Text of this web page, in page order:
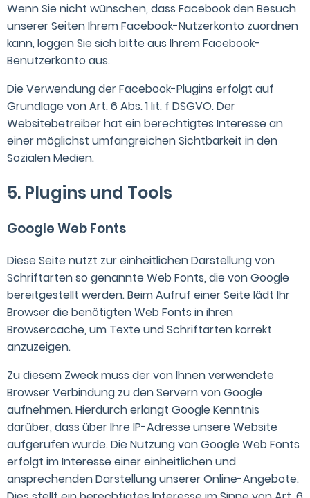
Wenn Sie nicht wünschen, dass Facebook den Besuch
unserer Seiten Ihrem Facebook-Nutzerkonto zuordnen
kann, loggen Sie sich bitte aus Ihrem Facebook-
Benutzerkonto aus.
Die Verwendung der Facebook-Plugins erfolgt auf
Grundlage von Art. 6 Abs. 1 lit. f DSGVO. Der
Websitebetreiber hat ein berechtigtes Interesse an
einer möglichst umfangreichen Sichtbarkeit in den
Sozialen Medien.
5. Plugins und Tools
Google Web Fonts
Diese Seite nutzt zur einheitlichen Darstellung von
Schriftarten so genannte Web Fonts, die von Google
bereitgestellt werden. Beim Aufruf einer Seite lädt Ihr
Browser die benötigten Web Fonts in ihren
Browsercache, um Texte und Schriftarten korrekt
anzuzeigen.
Zu diesem Zweck muss der von Ihnen verwendete
Browser Verbindung zu den Servern von Google
aufnehmen. Hierdurch erlangt Google Kenntnis
darüber, dass über Ihre IP-Adresse unsere Website
aufgerufen wurde. Die Nutzung von Google Web Fonts
erfolgt im Interesse einer einheitlichen und
ansprechenden Darstellung unserer Online-Angebote.